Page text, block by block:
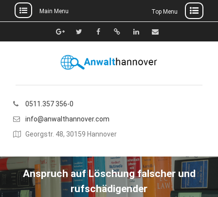
to
Main Menu Top Menu
Google+TwitterFacebook
Xing Linkedin
E-
0511.357 356-0
info@anwalthannover.com
Georgstr. 48, 30159 Hannover
Anspruch auf Löschung falscher und
rufschädigender